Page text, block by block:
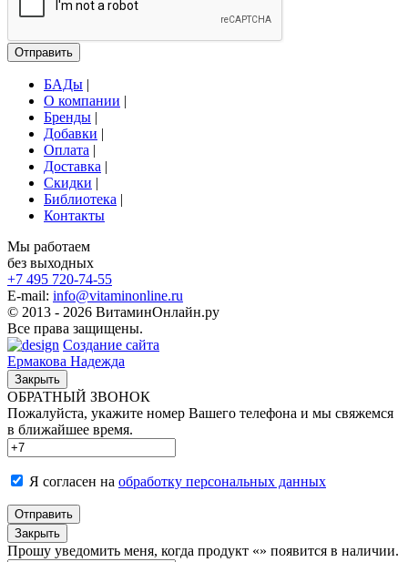
Отправить
БАДы |
О компании |
Бренды |
Добавки |
Оплата |
Доставка |
Скидки |
Библиотека |
Контакты
Мы работаем
без выходных
+7 495 720-74-55
E-mail: info@vitaminonline.ru
© 2013 - 2026 ВитаминОнлайн.ру
Все права защищены.
Создание сайта
Ермакова Надежда
Закрыть
ОБРАТНЫЙ ЗВОНОК
Пожалуйста, укажите номер Вашего телефона и мы свяжемся
в ближайшее время.
Я согласен на обработку персональных данных
Отправить
Закрыть
Прошу уведомить меня, когда продукт «» появится в наличии.